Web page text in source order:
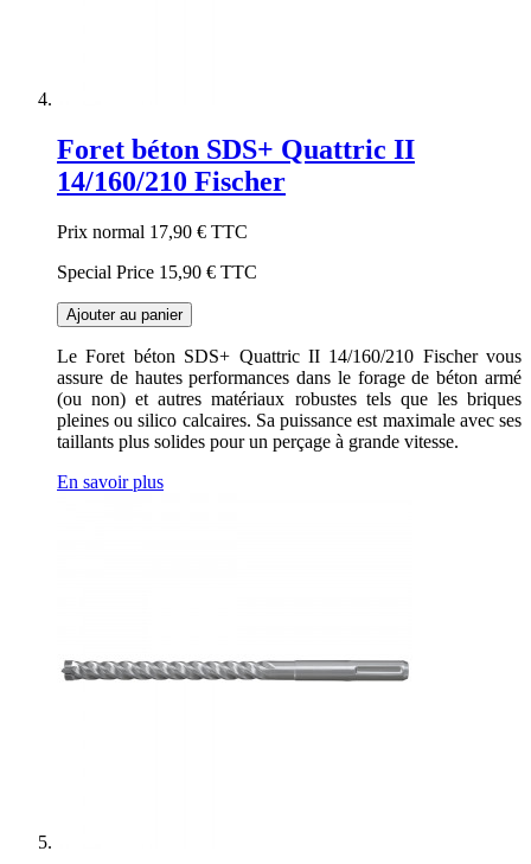
Foret béton SDS+ Quattric II
14/160/210 Fischer
Prix normal 17,90 € TTC
Special Price 15,90 € TTC
Ajouter au panier
Le Foret béton SDS+ Quattric II 14/160/210 Fischer vous
assure de hautes performances dans le forage de béton armé
(ou non) et autres matériaux robustes tels que les briques
pleines ou silico calcaires. Sa puissance est maximale avec ses
taillants plus solides pour un perçage à grande vitesse.
En savoir plus